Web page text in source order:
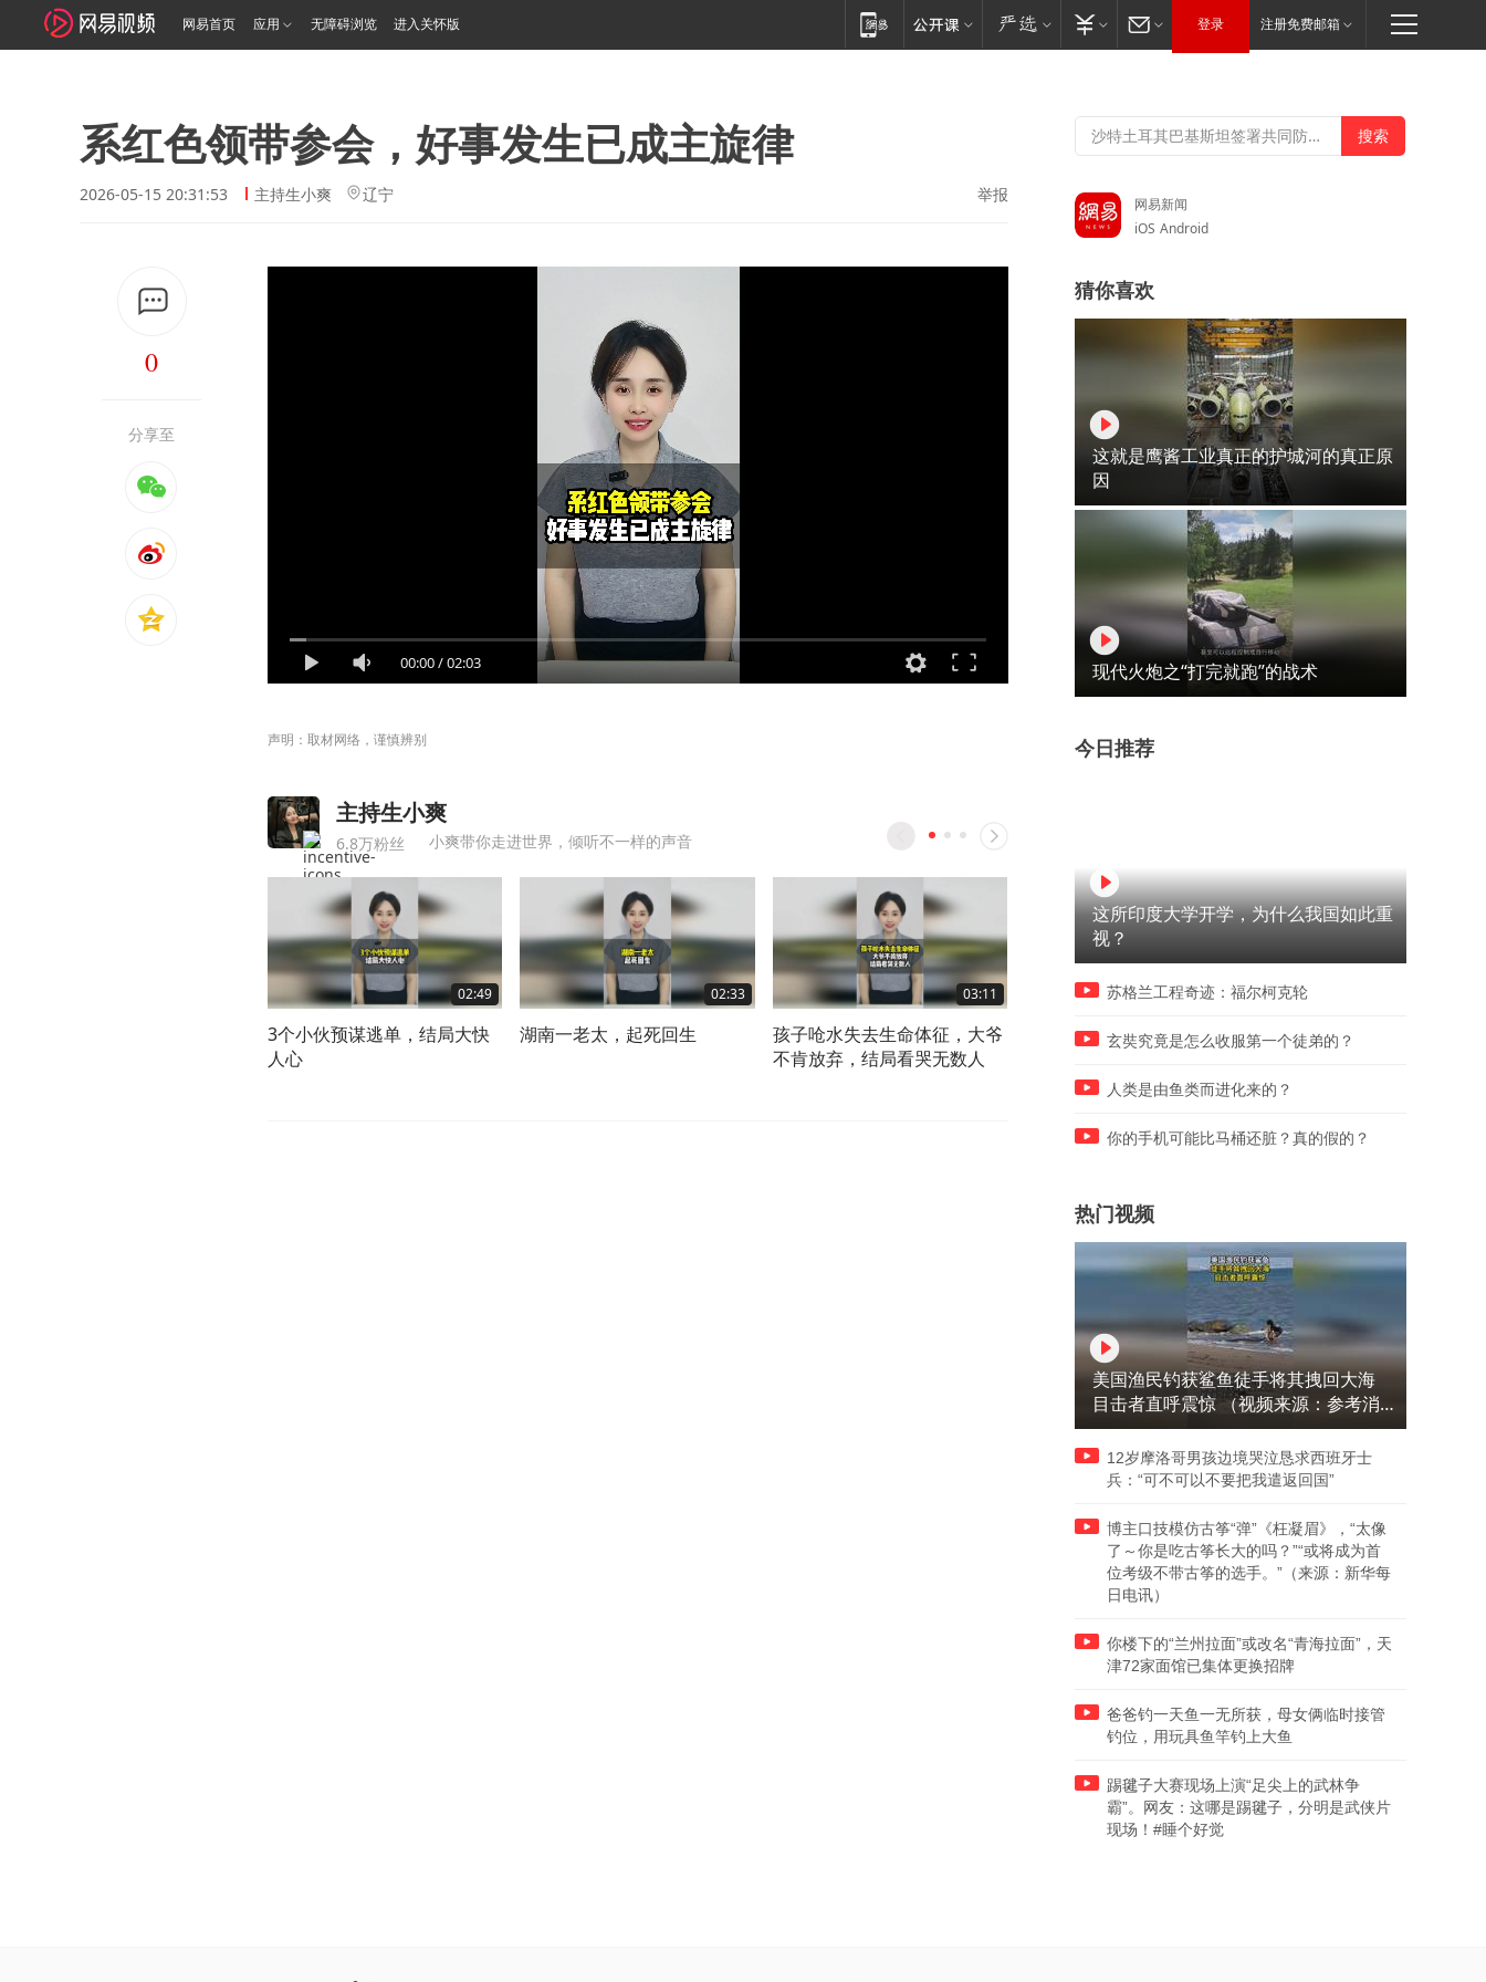
网易首页 应用 无障碍浏览 进入关怀版 登录 注册免费邮箱
系红色领带参会，好事发生已成主旋律
2026-05-15 20:31:53 主持生小爽 辽宁 举报
0
分享至
00:00/02:03
声明：取材网络，谨慎辨别
主持生小爽
6.8万粉丝 小爽带你走进世界，倾听不一样的声音
02:49
3个小伙预谋逃单，结局大快
人心
02:33
湖南一老太，起死回生
03:11
孩子呛水失去生命体征，大爷
不肯放弃，结局看哭无数人
00:33
升学宴变仇人宴，34 桌只来 4
发电量是三峡3倍，中国硬核
网易新闻
iOS Android
猜你喜欢
这就是鹰酱工业真正的护城河的真正原
因
现代火炮之“打完就跑”的战术
今日推荐
这所印度大学开学，为什么我国如此重
视？
苏格兰工程奇迹：福尔柯克轮
玄奘究竟是怎么收服第一个徒弟的？
人类是由鱼类而进化来的？
你的手机可能比马桶还脏？真的假的？
热门视频
美国渔民钓获鲨鱼徒手将其拽回大海
目击者直呼震惊 （视频来源：参考消
息）
12岁摩洛哥男孩边境哭泣恳求西班牙士
兵：“可不可以不要把我遣返回国”
博主口技模仿古筝“弹”《枉凝眉》，“太像
了～你是吃古筝长大的吗？”“或将成为首
位考级不带古筝的选手。”（来源：新华每
日电讯）
你楼下的“兰州拉面”或改名“青海拉面”，天
津72家面馆已集体更换招牌
爸爸钓一天鱼一无所获，母女俩临时接管
钓位，用玩具鱼竿钓上大鱼
踢毽子大赛现场上演“足尖上的武林争
霸”。网友：这哪是踢毽子，分明是武侠片
现场！#睡个好觉